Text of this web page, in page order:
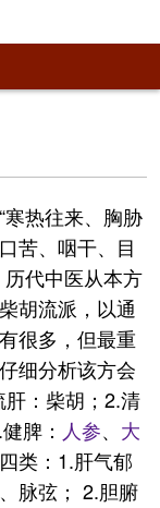
热往来、胸胁
苦、咽干、目
代中医从本方
胡流派，以通
很多，但最重
细分析该方会
：柴胡；2.清
脾： 人参、 大
类：1.肝气郁
脉弦； 2.胆腑